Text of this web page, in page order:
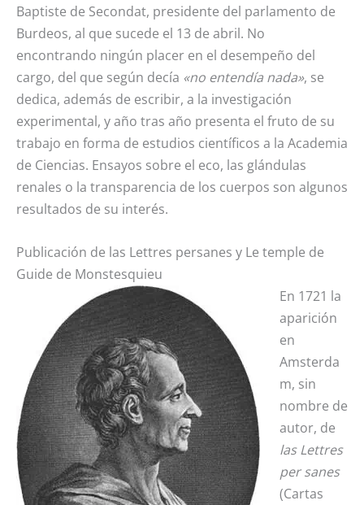
Baptiste de Secondat, presidente del parlamento de
Burdeos, al que sucede el 13 de abril. No
encontrando ningún placer en el desempeño del
cargo, del que según decía «no entendía nada», se
dedica, además de escribir, a la investigación
experimental, y año tras año presenta el fruto de su
trabajo en forma de estudios científicos a la Academia
de Ciencias. Ensayos sobre el eco, las glándulas
renales o la transparencia de los cuerpos son algunos
resultados de su interés.
Publicación de las Lettres persanes y Le temple de
Guide de Monstesquieu
En 1721 la
aparición
en
Amsterda
m, sin
nombre de
autor, de
las Lettres
per sanes
(Cartas